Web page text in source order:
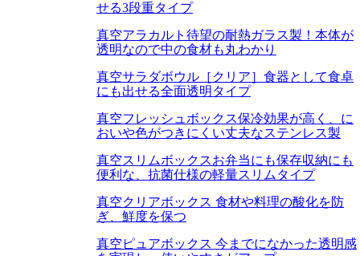
せる3段重タイプ
真空アラカルト 待望の耐熱ガラス製！本体が
透明なので中の食材も丸わかり
真空サラダボウル［クリア］ 食器として食卓
にも出せる全面透明タイプ
真空フレッシュボックス保冷効果が高く、に
おいや色がつきにくい丈夫なステンレス製
真空スリムボックスお弁当にも保存収納にも
便利な、抗菌仕様の軽量スリムタイプ
真空クリアボックス 食材や料理の酸化を防
ぎ、鮮度を保つ
真空ピュアボックス 今までになかった透明感